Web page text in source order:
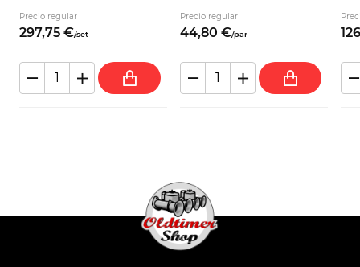
Precio regular
297,75 €/set
Precio regular
44,80 €/par